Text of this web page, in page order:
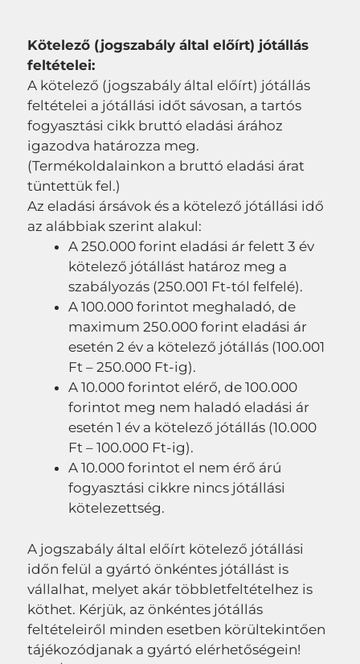
Kötelező (jogszabály által előírt) jótállás
feltételei:
A kötelező (jogszabály által előírt) jótállás
feltételei a jótállási időt sávosan, a tartós
fogyasztási cikk bruttó eladási árához
igazodva határozza meg.
(Termékoldalainkon a bruttó eladási árat
tüntettük fel.)
Az eladási ársávok és a kötelező jótállási idő
az alábbiak szerint alakul:
A 250.000 forint eladási ár felett 3 év
kötelező jótállást határoz meg a
szabályozás (250.001 Ft-tól felfelé).
A 100.000 forintot meghaladó, de
maximum 250.000 forint eladási ár
esetén 2 év a kötelező jótállás (100.001
Ft – 250.000 Ft-ig).
A 10.000 forintot elérő, de 100.000
forintot meg nem haladó eladási ár
esetén 1 év a kötelező jótállás (10.000
Ft – 100.000 Ft-ig).
A 10.000 forintot el nem érő árú
fogyasztási cikkre nincs jótállási
kötelezettség.
A jogszabály által előírt kötelező jótállási
időn felül a gyártó önkéntes jótállást is
vállalhat, melyet akár többletfeltételhez is
köthet. Kérjük, az önkéntes jótállás
feltételeiről minden esetben körültekintően
tájékozódjanak a gyártó elérhetőségein!